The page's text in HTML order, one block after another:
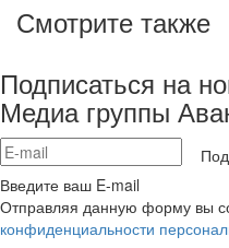
Смотрите также
Подписаться на
Медиа группы
Введите ваш E-mail
Отправляя данную форму вы
конфиденциальности